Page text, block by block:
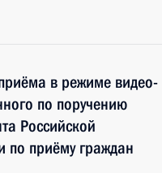
в режиме видео-
по поручению
Российской
по приёму граждан